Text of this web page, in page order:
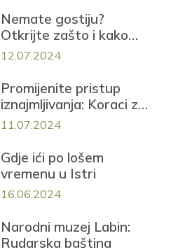
jacuzzijem
Nemate gostiju?
Otkrijte zašto i kako
popuniti smještaj iduće
12.07.2024
Promijenite pristup
iznajmljivanja: Koraci za
uspješnu sezonu
11.07.2024
Gdje ići po lošem
vremenu u Istri
16.06.2024
Narodni muzej Labin:
Rudarska baština